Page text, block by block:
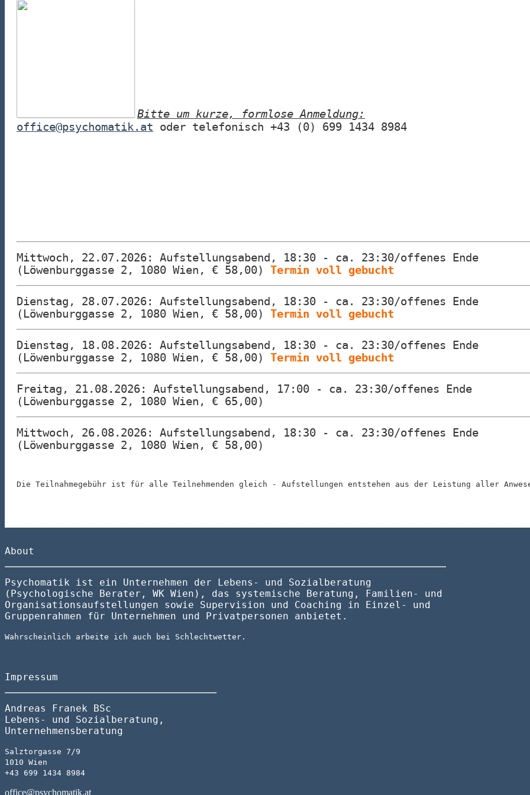
Bitte um kurze, formlose Anmeldung:
office@psychomatik.at oder telefonisch +43 (0) 699 1434 8984
Mittwoch, 22.07.2026: Aufstellungsabend, 18:30 - ca. 23:30/offenes Ende
(Löwenburggasse 2, 1080 Wien, € 58,00) Termin voll gebucht
Dienstag, 28.07.2026: Aufstellungsabend, 18:30 - ca. 23:30/offenes Ende
(Löwenburggasse 2, 1080 Wien, € 58,00) Termin voll gebucht
Dienstag, 18.08.2026: Aufstellungsabend, 18:30 - ca. 23:30/offenes Ende
(Löwenburggasse 2, 1080 Wien, € 58,00) Termin voll gebucht
Freitag, 21.08.2026: Aufstellungsabend, 17:00 - ca. 23:30/offenes Ende
(Löwenburggasse 2, 1080 Wien, € 65,00)
Mittwoch, 26.08.2026: Aufstellungsabend, 18:30 - ca. 23:30/offenes Ende
(Löwenburggasse 2, 1080 Wien, € 58,00)
Die Teilnahmegebühr ist für alle Teilnehmenden gleich - Aufstellungen entstehen aus der Leistung aller
About
Psychomatik ist ein Unternehmen der Lebens- und Sozialberatung
(Psychologische Berater, WK Wien), das systemische Beratung, Familien- und
Organisationsaufstellungen sowie Supervision und Coaching in Einzel- und
Gruppenrahmen für Unternehmen und Privatpersonen anbietet.
Wahrscheinlich arbeite ich auch bei Schlechtwetter.
Impressum
Andreas Franek BSc
Lebens- und Sozialberatung,
Unternehmensberatung
Salztorgasse 7/9
1010 Wien
+43 699 1434 8984
office@psychomatik.at